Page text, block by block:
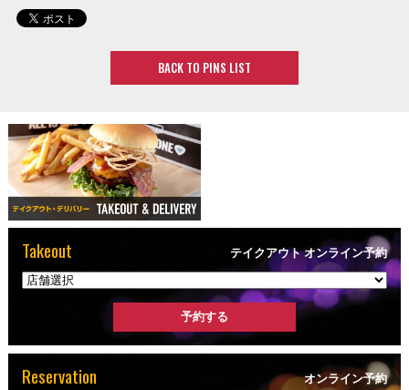
BACK TO PINS LIST
Takeout テイクアウト オンライン予約
Reservation オンライン予約